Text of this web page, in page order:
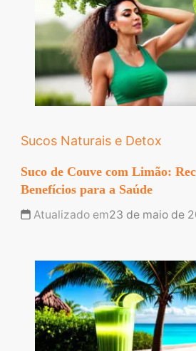
Sucos Naturais e Detox
Suco de Couve com Limão:
Benefícios para a Saúde
Atualizado em23 de maio de